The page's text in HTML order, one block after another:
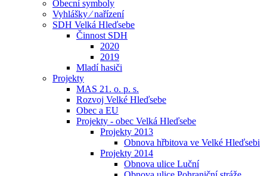
Obecní symboly
Vyhlášky ⁄ nařízení
SDH Velká Hleďsebe
Činnost SDH
2020
2019
Mladí hasiči
Projekty
MAS 21. o. p. s.
Rozvoj Velké Hleďsebe
Obec a EU
Projekty - obec Velká Hleďsebe
Projekty 2013
Obnova hřbitova ve Velké Hleďsebi
Projekty 2014
Obnova ulice Luční